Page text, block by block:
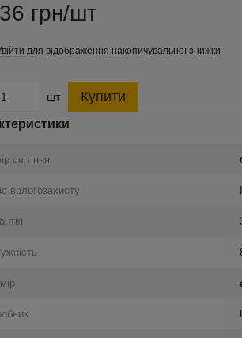
грн/шт
для відображення накопичувальної знижки
шт Купити
світіння
вологозахисту